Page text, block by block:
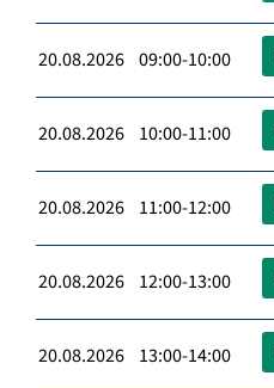
20.08.2026 09:00-10:00
20.08.2026 10:00-11:00
20.08.2026 11:00-12:00
20.08.2026 12:00-13:00
20.08.2026 13:00-14:00